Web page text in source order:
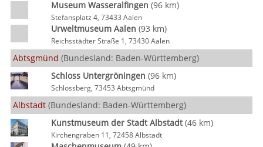
Museum Wasseralfingen (96 km)
Stefansplatz 4, 73433 Aalen
Urweltmuseum Aalen (93 km)
Reichsstädter Straße 1, 73430 Aalen
Abtsgmünd (Bundesland: Baden-Württemberg)
Schloss Untergröningen (96 km)
Schlossberg, 73453 Abtsgmünd
Albstadt (Bundesland: Baden-Württemberg)
Kunstmuseum der Stadt Albstadt(46 km)
Kirchengraben 11, 72458 Albstadt